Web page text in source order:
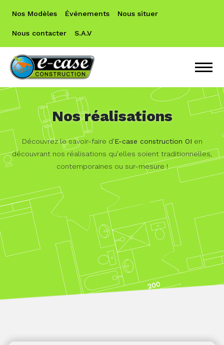
Nos Modèles Événements Nous situer
Nous contacter S.A.V
Nos réalisations
Découvrez le savoir-faire d’E-case construction OI en
découvrant nos réalisations qu’elles soient traditionnelles,
contemporaines ou sur-mesure !